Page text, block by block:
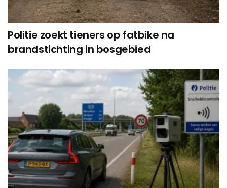
Politie zoekt tieners op fatbike na
brandstichting in bosgebied